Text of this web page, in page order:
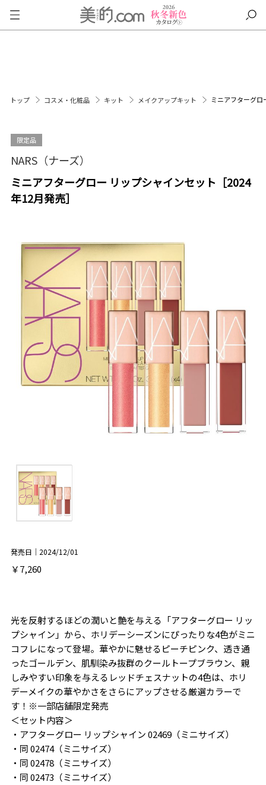
トップ コスメ・化粧品 キット メイクアップキット ミニアフターグロ
限定品
NARS（ナーズ）
ミニアフターグロー リップシャインセット［2024
年12月発売］
発売日｜2024/12/01
￥7,260
光を反射するほどの潤いと艶を与える「アフターグロー リッ
プシャイン」から、ホリデーシーズンにぴったりな4色がミニ
コフレになって登場。華やかに魅せるピーチピンク、透き通
ったゴールデン、肌馴染み抜群のクールトープブラウン、親
しみやすい印象を与えるレッドチェスナットの4色は、ホリ
デーメイクの華やかさをさらにアップさせる厳選カラーで
す！※一部店舗限定発売
＜セット内容＞
・アフターグロー リップシャイン 02469（ミニサイズ）
・同 02474（ミニサイズ）
・同 02478（ミニサイズ）
・同 02473（ミニサイズ）